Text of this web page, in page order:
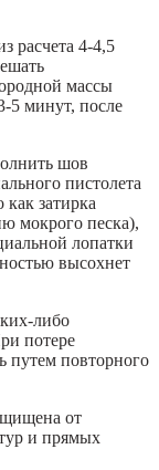
расчета 4-4,5
массы
5 минут, после
шов
пистолета
затирка
мокрого песка),
лопатки
высохнет
либо
потере
путем повторного
от
и прямых